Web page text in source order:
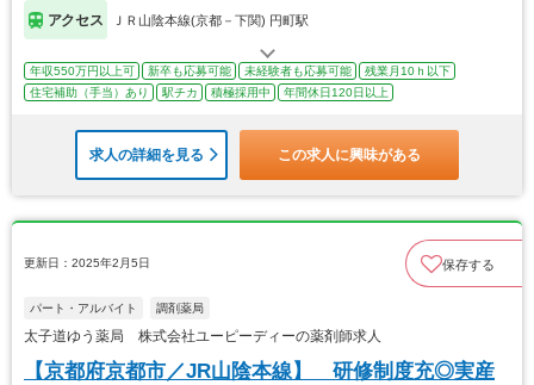
アクセス ＪＲ山陰本線(京都－下関) 円町駅
年収550万円以上可 新卒も応募可能 未経験者も応募可能
残業月10ｈ以下
住宅補助（手当）あり
駅チカ 積極採用中 年間休日120日以上
求人の詳細を見る この求人に興味がある
更新日：2025年2月5日 保存する
パート・アルバイト 調剤薬局
太子道ゆう薬局 株式会社ユーピーディーの薬剤師求人
【京都府京都市／JR山陰本線】 研修制度充◎実産